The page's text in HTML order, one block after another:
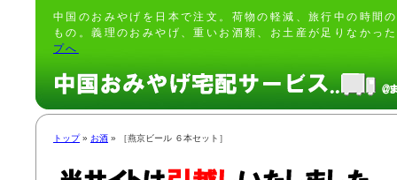
中国のおみやげを日本で注文。荷物の軽減、旅行中の時間
もの。義理のおみやげ、重いお酒類、お土産が足りな
プへ
トップ» お酒 » ［燕京ビール ６本セット］